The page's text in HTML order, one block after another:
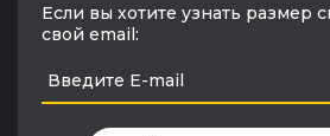
Если вы хотите узнать размер
свой email: